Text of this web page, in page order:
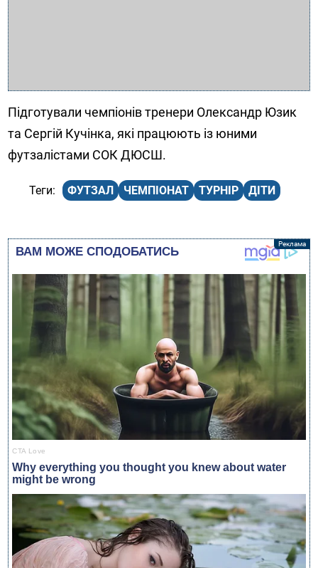
Підготували чемпіонів тренери Олександр Юзик
та Сергій Кучінка, які працюють із юними
футзалістами СОК ДЮСШ.
ФУТЗАЛ ЧЕМПІОНАТ ТУРНІР ДІТИ